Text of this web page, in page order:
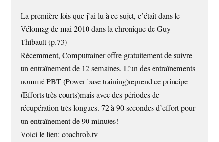
La première fois que j’ai lu à ce sujet, c’était dans le
Vélomag de mai 2010 dans la chronique de Guy
Thibault (p.73)
Récemment, Computrainer offre gratuitement de suivre
un entraînement de 12 semaines. L’un des entraînements
nommé PBT (Power base training)reprend ce principe
(Efforts très courts)mais avec des périodes de
récupération très longues. 72 à 90 secondes d’effort pour
un entraînement de 90 minutes!
Voici le lien: coachrob.tv